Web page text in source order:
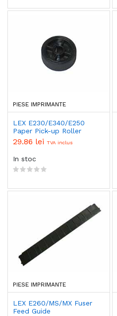
PIESE IMPRIMANTE
LEX E230/E340/E250
Paper Pick-up Roller
29.86 lei TVA inclus
In stoc
PIESE IMPRIMANTE
LEX E260/MS/MX Fuser
Feed Guide